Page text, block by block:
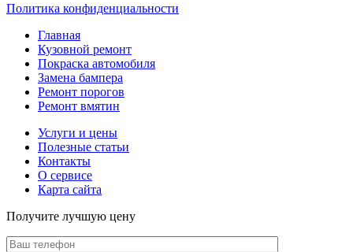
Политика конфиденциальности
Главная
Кузовной ремонт
Покраска автомобиля
Замена бампера
Ремонт порогов
Ремонт вмятин
Услуги и цены
Полезные статьи
Контакты
О сервисе
Карта сайта
Получите лучшую цену